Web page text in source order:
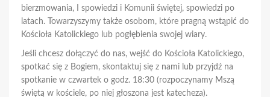
bierzmowania, I spowiedzi i Komunii świętej, spowiedzi po
latach. Towarzyszymy także osobom, które pragną wstąpić do
Kościoła Katolickiego lub pogłębienia swojej wiary.
Jeśli chcesz dołączyć do nas, wejść do Kościoła Katolickiego,
spotkać się z Bogiem, skontaktuj się z nami lub przyjdź na
spotkanie w czwartek o godz. 18:30 (rozpoczynamy Mszą
świętą w kościele, po niej głoszona jest katecheza).